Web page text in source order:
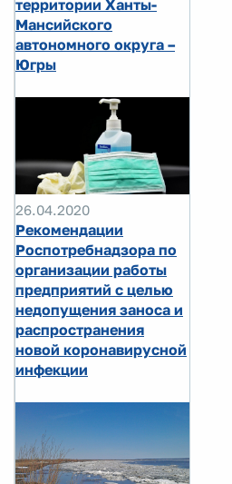
территории Ханты-
Мансийского
автономного округа –
Югры
26.04.2020
Рекомендации
Роспотребнадзора по
организации работы
предприятий с целью
недопущения заноса и
распространения
новой коронавирусной
инфекции